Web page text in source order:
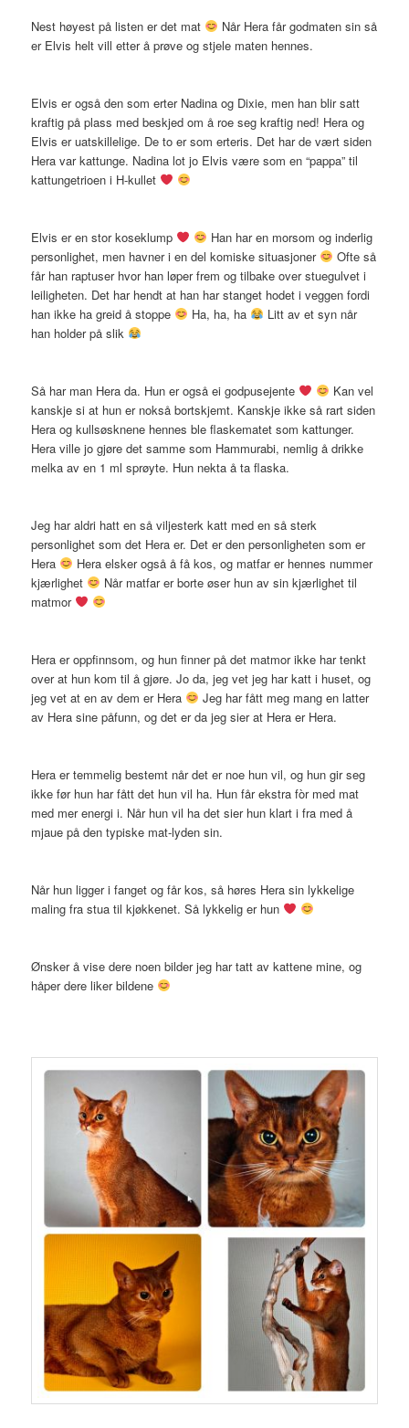
Nest høyest på listen er det mat
Når Hera får godmaten sin så
er Elvis helt vill etter å prøve og stjele maten hennes.
Elvis er også den som erter Nadina og Dixie, men han blir satt
kraftig på plass med beskjed om å roe seg kraftig ned! Hera og
Elvis er uatskillelige. De to er som erteris. Det har de vært siden
Hera var kattunge. Nadina lot jo Elvis være som en “pappa” til
kattungetrioen i H-kullet
Elvis er en stor koseklump
Han har en morsom og inderlig
personlighet, men havner i en del komiske situasjoner
Ofte så
får han raptuser hvor han løper frem og tilbake over stuegulvet i
leiligheten. Det har hendt at han har stanget hodet i veggen fordi
han ikke ha greid å stoppe
Ha, ha, ha
Litt av et syn når
han holder på slik
Så har man Hera da. Hun er også ei godpusejente
Kan vel
kanskje si at hun er nokså bortskjemt. Kanskje ikke så rart siden
Hera og kullsøsknene hennes ble flaskematet som kattunger.
Hera ville jo gjøre det samme som Hammurabi, nemlig å drikke
melka av en 1 ml sprøyte. Hun nekta å ta flaska.
Jeg har aldri hatt en så viljesterk katt med en så sterk
personlighet som det Hera er. Det er den personligheten som er
Hera
Hera elsker også å få kos, og matfar er hennes nummer
kjærlighet
Når matfar er borte øser hun av sin kjærlighet til
matmor
Hera er oppfinnsom, og hun finner på det matmor ikke har tenkt
over at hun kom til å gjøre. Jo da, jeg vet jeg har katt i huset, og
jeg vet at en av dem er Hera
Jeg har fått meg mang en latter
av Hera sine påfunn, og det er da jeg sier at Hera er Hera.
Hera er temmelig bestemt når det er noe hun vil, og hun gir seg
ikke før hun har fått det hun vil ha. Hun får ekstra fòr med mat
med mer energi i. Når hun vil ha det sier hun klart i fra med å
mjaue på den typiske mat-lyden sin.
Når hun ligger i fanget og får kos, så høres Hera sin lykkelige
maling fra stua til kjøkkenet. Så lykkelig er hun
Ønsker å vise dere noen bilder jeg har tatt av kattene mine, og
håper dere liker bildene